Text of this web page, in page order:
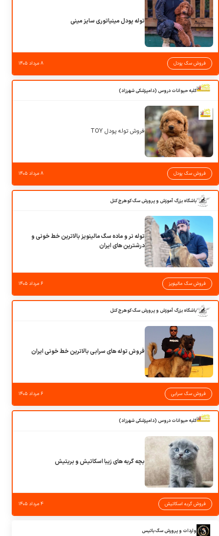
توله پودل مینیاتوری سایز مینی
فروش سگ پودل ۸ مرداد ۱۴۰۵
کلبه حیوانات دروس (دامپزشکی شهرزاد)
فروش توله پودل TOY
فروش سگ پودل ۸ مرداد ۱۴۰۵
باشگاه بزرگ آموزش و پرورش سگ کوهرج کنل
توله نر و ماده سگ مالینویز بالاترین خط خونی و
درشترین های ایران
فروش سگ مالینویز ۶ مرداد ۱۴۰۵
باشگاه بزرگ آموزش و پرورش سگ کوهرج کنل
فروش توله های سرابی بالاترین خط خونی ایران
فروش سگ سرابی ۶ مرداد ۱۴۰۵
کلبه حیوانات دروس (دامپزشکی شهرزاد)
بچه گربه های زیبا اسکاتیش و بریتیش
فروش گربه اسکاتیش ۴ مرداد ۱۴۰۵
واردات و پرورش سگ باتیس